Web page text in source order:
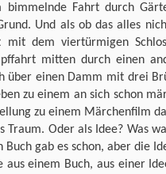
bimmelnde Fahrt durch
Und als ob das alles
dem viertürmigen
mitten durch einen
über einen Damm mit drei
zu einem an sich schon
zu einem Märchenfilm
Oder als Idee? Was
gab es schon, aber die
aus einem Buch, aus einer